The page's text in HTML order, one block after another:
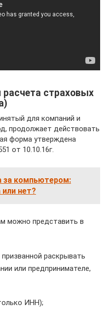
страховых
для компаний и
продолжает действовать
форма утверждена
от 10.10.16г.
за компьютером:
нет?
можно представить в
раскрывать
или предпринимателе,
ИНН);